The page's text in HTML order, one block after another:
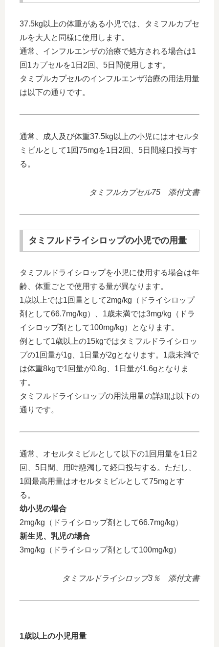
37.5kg以上の体重がある小児では、タミフルカプセ
ルを大人と同様に使用します。
通常、インフルエンザの治療で処方される場合は1
回1カプセルを1日2回、5日間使用します。
タミプルカプセルのインフルエンザ治療の用法用量
は以下の通りです。
通常、成人及び体重37.5kg以上の小児にはオセルタ
ミビルとして1回75mgを1日2回、5日間経口投与す
る。
タミフルカプセル75 添付文書
タミフルドライシロップの小児での用量
タミフルドライシロップを小児に使用する場合は年
齢、体重ごとで使用する量が異なります。
1歳以上では1回量として2mg/kg（ドライシロップ
剤として66.7mg/kg）、1歳未満では3mg/kg（ドラ
イシロップ剤として100mg/kg）となります。
例として1歳以上の15kgではタミフルドライシロッ
プの1回量が1g、1日量が2gとなります。1歳未満で
は体重8kgで1回量が0.8g、1日量が1.6gとなりま
す。
タミフルドライシロップの用法用量の詳細は以下の
通りです。
通常、オセルタミビルとして以下の1回用量を1日2
回、5日間、用時懸濁して経口投与する。ただし、
1回最高用量はオセルタミビルとして75mgとす
る。
幼小児の場合
2mg/kg（ドライシロップ剤として66.7mg/kg）
新生児、乳児の場合
3mg/kg（ドライシロップ剤として100mg/kg）
タミフルドライシロップ3％ 添付文書
1歳以上の小児用量